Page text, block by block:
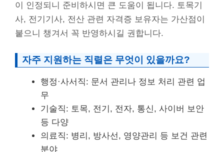
이 인정되니 준비하시면 큰 도움이 됩니다. 토목기
사, 전기기사, 전산 관련 자격증 보유자는 가산점이
붙으니 챙겨서 꼭 반영하시길 권합니다.
자주 지원하는 직렬은 무엇이 있을까요?
행정·사서직: 문서 관리나 정보 처리 관련 업
무
기술직: 토목, 전기, 전자, 통신, 사이버 보안
등 다양
의료직: 병리, 방사선, 영양관리 등 보건 관련
분야